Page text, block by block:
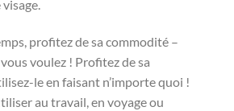
profitez de sa commodité –
voulez ! Profitez de sa
le en faisant n’importe quoi !
au travail, en voyage ou